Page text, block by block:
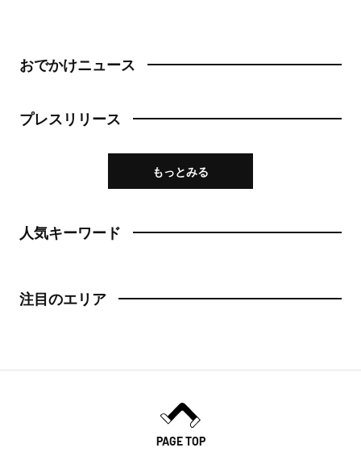
おでかけニュース
プレスリリース
もっとみる
人気キーワード
注目のエリア
PAGE TOP